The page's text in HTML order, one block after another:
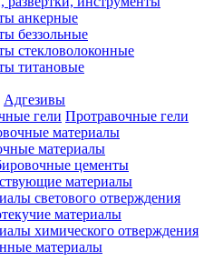
анкерные
беззольные
стекловолоконные
титановые
Адгезивы
Протравочные гели
материалы
цементы
материалы
светового отверждения
материалы
химического отверждения
материалы